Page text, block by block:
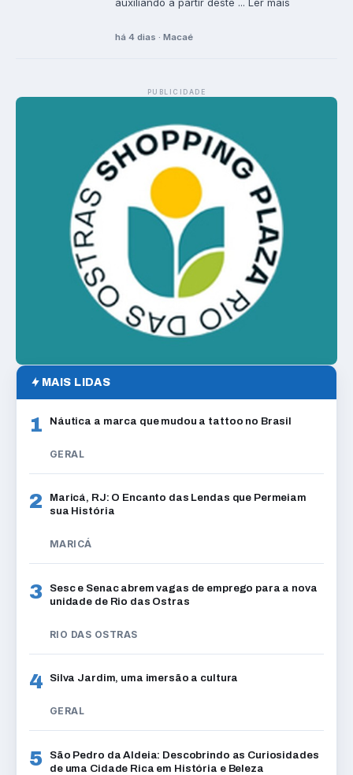
há 4 dias · Macaé
PUBLICIDADE
MAIS LIDAS
1 Náutica a marca que mudou a tattoo no Brasil
GERAL
2
Maricá, RJ: O Encanto das Lendas que Permeiam
sua História
MARICÁ
3
Sesc e Senac abrem vagas de emprego para a nova
unidade de Rio das Ostras
RIO DAS OSTRAS
4 Silva Jardim, uma imersão a cultura
GERAL
5
São Pedro da Aldeia: Descobrindo as Curiosidades
de uma Cidade Rica em História e Beleza